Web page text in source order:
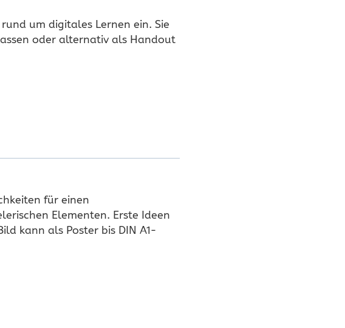
um digitales Lernen ein. Sie
oder alternativ als Handout
für einen
Elementen. Erste Ideen
kann als Poster bis DIN A1-